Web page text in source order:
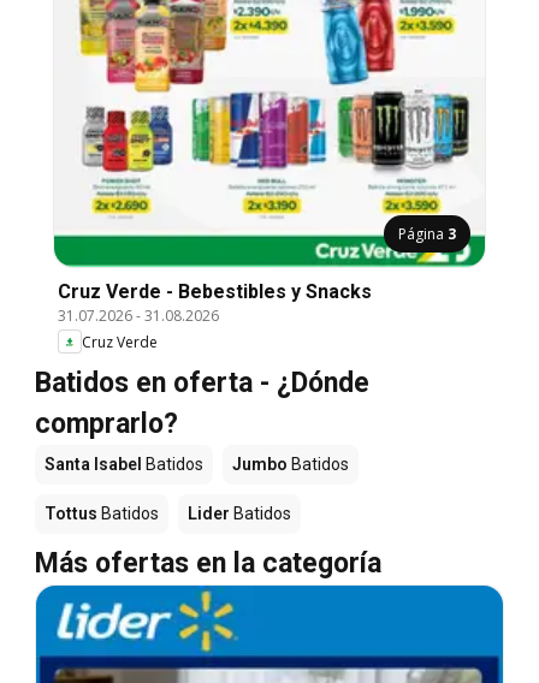
Página 3
Cruz Verde - Bebestibles y Snacks
31.07.2026-31.08.2026
Cruz Verde
Batidos en oferta - ¿Dónde
comprarlo?
Santa Isabel Batidos Jumbo Batidos
Tottus Batidos Lider Batidos
Más ofertas en la categoría